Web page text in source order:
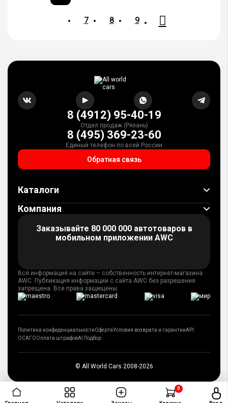
0
7 8 9
8 (4912) 95-40-19
Отдел продаж (Рязань)
8 (495) 369-23-60
Единый телефон по всей России
Обратная связь
Каталоги
Компания
Заказывайте 80 000 000 автотоваровв
мобильном приложении AWC
Вся информация на сайте – собственность интернет-магазина
AWC. Публикация информации с сайта AWC без разрешения
запрещена. Все права защищены.
Политика конфиденциальностиОфертаУсловия возврата и гарантииAPI
ОСАГООплата штрафовAI Подбор
© All World Cars 2008-2026